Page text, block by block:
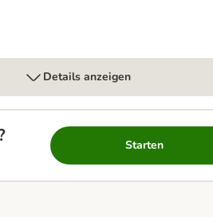
Details anzeigen
Starten